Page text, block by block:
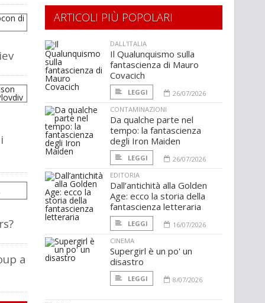
a
ARTICOLI PIÙ POPOLARI
DALL'ITALIA
Il Qualunquismo sulla
fantascienza di Mauro
Covacich
LEGGI
26/07/2026
CONTAMINAZIONI
Da qualche parte nel
tempo: la fantascienza
degli Iron Maiden
LEGGI
26/07/2026
EDITORIA
Dall’antichità alla Golden
Age: ecco la storia della
fantascienza letteraria
LEGGI
16/07/2026
CINEMA
Supergirl è un po' un
disastro
LEGGI 8/07/2026